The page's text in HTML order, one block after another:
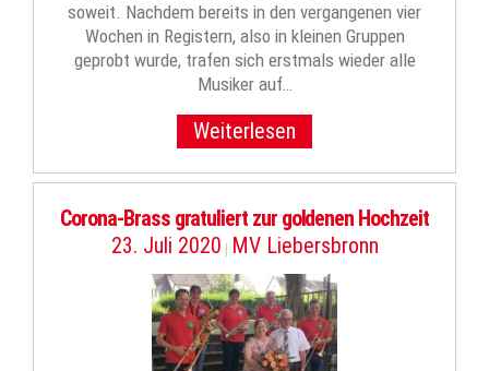
soweit. Nachdem bereits in den vergangenen vier
Wochen in Registern, also in kleinen Gruppen
geprobt wurde, trafen sich erstmals wieder alle
Musiker auf…
Weiterlesen
Corona-Brass gratuliert zur goldenen Hochzeit
23. Juli 2020 | MV Liebersbronn